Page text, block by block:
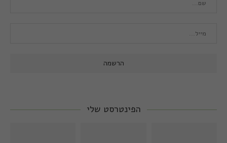
הפינטרסט שלי